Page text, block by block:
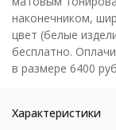
наконечником,
цвет (белые
бесплатно.
в размере 6400
Характеристики